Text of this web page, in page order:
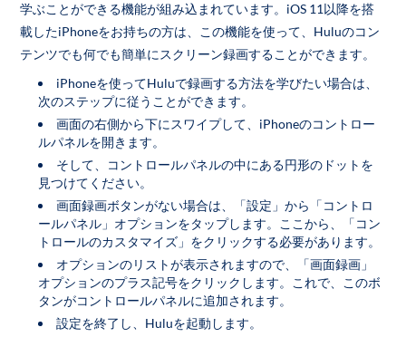
学ぶことができる機能が組み込まれています。iOS 11以降を搭
載したiPhoneをお持ちの方は、この機能を使って、Huluのコン
テンツでも何でも簡単にスクリーン録画することができます。
iPhoneを使ってHuluで録画する方法を学びたい場合は、
次のステップに従うことができます。
画面の右側から下にスワイプして、iPhoneのコントロー
ルパネルを開きます。
そして、コントロールパネルの中にある円形のドットを
見つけてください。
画面録画ボタンがない場合は、「設定」から「コントロ
ールパネル」オプションをタップします。ここから、「コン
トロールのカスタマイズ」をクリックする必要があります。
オプションのリストが表示されますので、「画面録画」
オプションのプラス記号をクリックします。これで、このボ
タンがコントロールパネルに追加されます。
設定を終了し、Huluを起動します。